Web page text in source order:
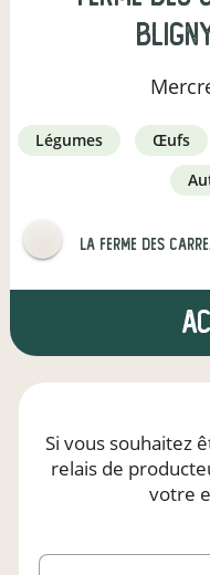
légumes œufs
La Ferme des
Si vous souhaitez
relais de
votre